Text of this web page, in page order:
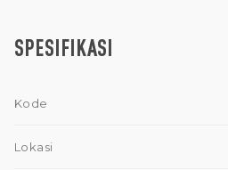
SPESIFIKASI
Kode
Lokasi